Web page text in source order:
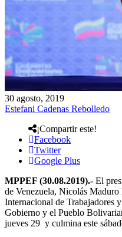
30 agosto, 2019
Estefani Cadenas Rebolledo
¡Compartir este!
Facebook
Twitter
Google Plus
MPPEF (30.08.2019).- El
de Venezuela, Nicolás
Internacional de Trabajadores
Gobierno y el Pueblo
jueves 29 y culmina este